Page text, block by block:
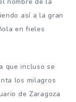
así a la gran
en fieles
que incluso se
los milagros
de Zaragoza